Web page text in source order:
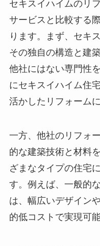
セキスイハイムのリ
サービスと比較する
ります。まず、セキ
その独自の構造と建
他社にはない専門性
にセキスイハイム住
活かしたリフォーム
一方、他社のリフォ
的な建築技術と材料
ざまなタイプの住宅
す。例えば、一般的
は、幅広いデザイン
的低コストで実現可